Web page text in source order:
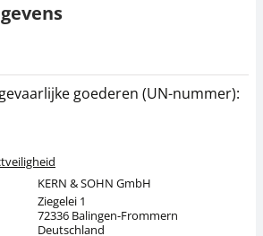
goederen (UN-nummer):
KERN & SOHN GmbH
Ziegelei 1
72336 Balingen-Frommern
Deutschland